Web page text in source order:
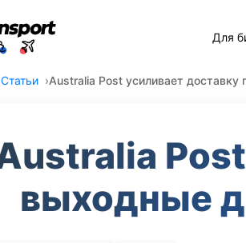
Для
Статьи Australia Post усиливает
выходные